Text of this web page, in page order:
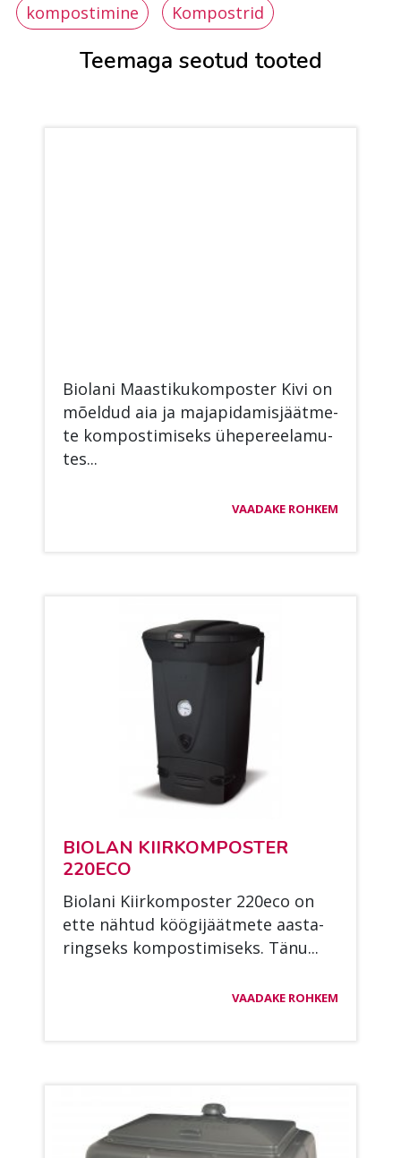
kompostimine Kompostrid
Teemaga seotud tooted
Bio­la­ni Maas­ti­ku­kom­pos­ter Kivi on
mõel­dud aia ja ma­ja­pi­da­mis­jäät­me­
te kom­pos­ti­mi­seks ühe­pe­ree­la­mu­
tes...
VAADAKE ROHKEM
BIO­LAN KIIR­KOM­POS­TER
220ECO
Bio­la­ni Kiir­kom­pos­ter 220eco on
ette näh­tud köö­gi­jäät­me­te aas­ta­
ring­seks kom­pos­ti­mi­seks. Tänu...
VAADAKE ROHKEM